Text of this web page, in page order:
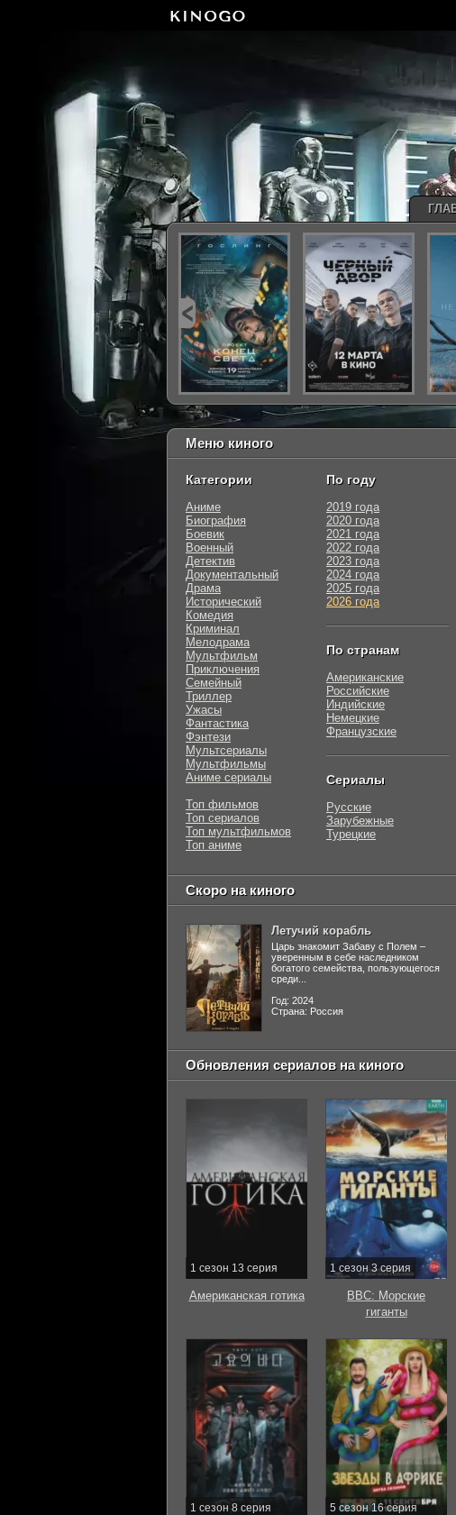
Меню киного
Категории
Аниме
Биография
Боевик
Военный
Детектив
Документальный
Драма
Исторический
Комедия
Криминал
Мелодрама
Мультфильм
Приключения
Семейный
Триллер
Ужасы
Фантастика
Фэнтези
Мультсериалы
Мультфильмы
Аниме сериалы
Топ фильмов
Топ сериалов
Топ мультфильмов
Топ аниме
По году
2019 года
2020 года
2021 года
2022 года
2023 года
2024 года
2025 года
2026 года
По странам
Американские
Российские
Индийские
Немецкие
Французские
Сериалы
Русские
Зарубежные
Турецкие
Скоро на киного
Летучий корабль
Царь знакомит Забаву с Полем –
уверенным в себе наследником
богатого семейства, пользующегося
среди...
Год: 2024
Страна: Россия
Обновления сериалов на киного
1 сезон 13 серия
Американская готика
1 сезон 3 серия
BBC: Морские
гиганты
1 сезон 8 серия 5 сезон 16 серия